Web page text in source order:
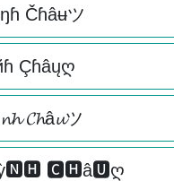
Čɦâʉツ
Çɦâųღ
𝓒𝓱â𝓾ツ
🅲🅷â🆄ღ